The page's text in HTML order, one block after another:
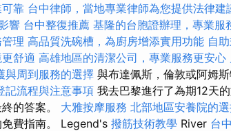
靠 台中律師，當地專業律師為您提供法律建
響 台中整復推薦 基隆的台胞證辦理，專業服
理 高品質洗碗槽，為廚房增添實用功能 自
舒適 高雄地區的清潔公司，專業服務更安心
與周到服務的選擇 與布達佩斯，倫敦或阿姆
記流程與注意事項 我去巴黎進行了為期12天
的答案。 大雅按摩服務 北部地區安養院的
費指南。 Legend's 撥筋技術教學 River 台